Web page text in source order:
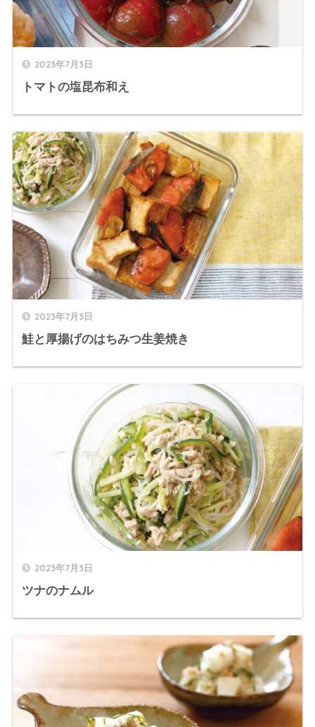
2023年7月3日
トマトの塩昆布和え
2023年7月3日
鮭と厚揚げのはちみつ生姜焼き
2023年7月3日
ツナのナムル